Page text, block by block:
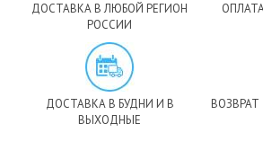
ДОСТАВКА В ЛЮБОЙ РЕГИОН
РОССИИ
ДОСТАВКА В БУДНИ И В
ВЫХОДНЫЕ
ВОЗВРАТ